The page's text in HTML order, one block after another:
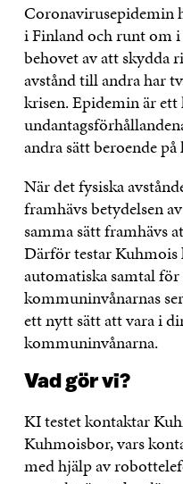
Coronavirusepidemin
i Finland och runt om
behovet av att skydda
avstånd till andra har
krisen. Epidemin är
andra sätt beroende
När det fysiska
framhävs betydelsen
samma sätt framhävs
Därför testar
automatiska samtal
kommuninvånarnas
ett nytt sätt att vara i
kommuninvånarna.
Vad gör vi?
KI testet kontaktar
Kuhmoisbor, vars
med hjälp av